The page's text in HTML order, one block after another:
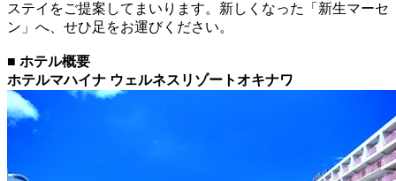
ステイをご提案してまいります。新しくなった「新生マーセ
ン」へ、せひ足をお運びください。
■ ホテル概要
ホテルマハイナ ウェルネスリゾートオキナワ